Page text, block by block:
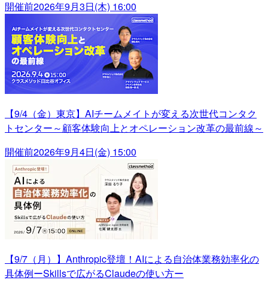
開催前2026年9月3日(木) 16:00
【9/4（金）東京】AIチームメイトが変える次世代コンタク
トセンター～顧客体験向上とオペレーション改革の最前線～
開催前2026年9月4日(金) 15:00
【9/7（月）】Anthropic登壇！AIによる自治体業務効率化の
具体例ーSkillsで広がるClaudeの使い方ー